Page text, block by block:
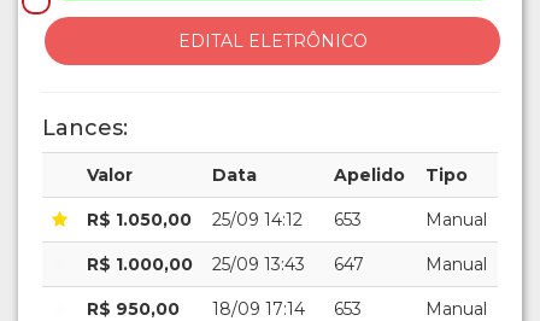
EDITAL ELETRÔNICO
Lances:
Valor Data Apelido Tipo
R$ 1.050,00 25/09 14:12 653 Manual
R$ 1.000,00 25/09 13:43 647 Manual
R$ 950,00 18/09 17:14 653 Manual